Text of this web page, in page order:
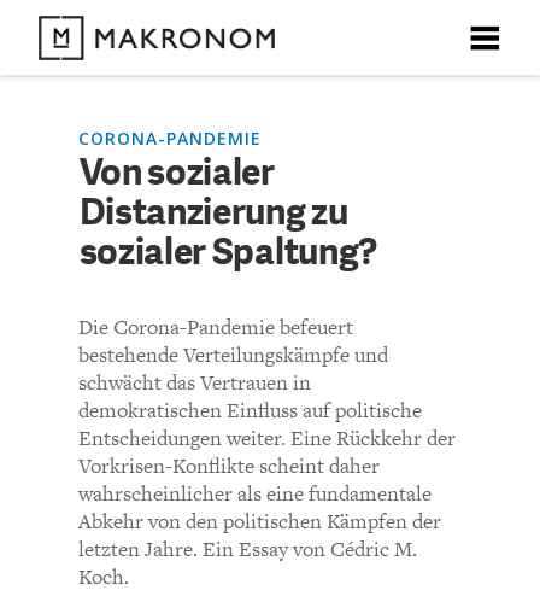
X
DEBATTEN
ARTIKEL
FEATURES
THEMEN
NEWSLETTER
ÜBER UNS
SUCHE
X
neuesten Beiträge.
X
BODEN
X
CHARTBOOK
CORONA-PANDEMIE
Von sozialer
Distanzierung zu
sozialer Spaltung?
Die Corona-Pandemie befeuert
bestehende Verteilungskämpfe und
schwächt das Vertrauen in
demokratischen Einfluss auf politische
Entscheidungen weiter. Eine Rückkehr der
Vorkrisen-Konflikte scheint daher
wahrscheinlicher als eine fundamentale
Abkehr von den politischen Kämpfen der
letzten Jahre. Ein Essay von Cédric M.
Koch.
X
KOMMENTARE ZU
Von sozialer
Distanzierung zu sozialer
KOMMENTIEREN (VIA EMAIL)
Richtlinien
Bisher noch kein Kommentar.